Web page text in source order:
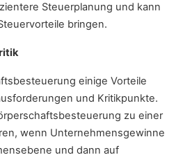
Steuerplanung und kann
bringen.
einige Vorteile
und Kritikpunkte.
zu einer
wenn Unternehmensgewinne
und dann auf